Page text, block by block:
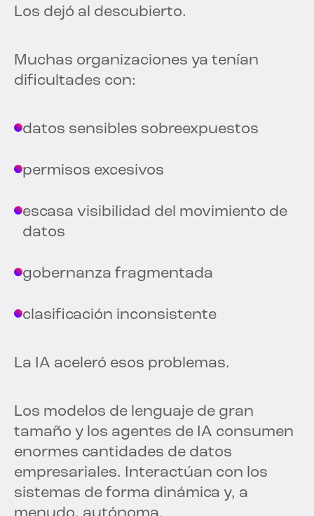
Los dejó al descubierto.
Muchas organizaciones ya tenían
dificultades con:
datos sensibles sobreexpuestos
permisos excesivos
escasa visibilidad del movimiento de
datos
gobernanza fragmentada
clasificación inconsistente
La IA aceleró esos problemas.
Los modelos de lenguaje de gran
tamaño y los agentes de IA consumen
enormes cantidades de datos
empresariales. Interactúan con los
sistemas de forma dinámica y, a